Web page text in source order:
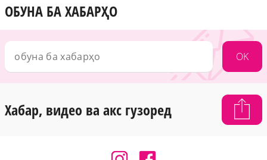
ОБУНА БА ХАБАРҲО
OK
Хабар, видео ва акс гузоред